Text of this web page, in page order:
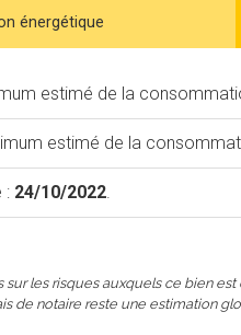
énergétique
estimé de la
estimé de la
: 24/10/2022.
sur les risques auxquels ce bien
de notaire reste une estimation